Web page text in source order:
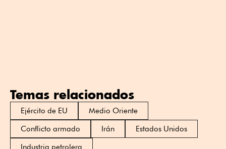
Temas relacionados
Ejército de EU
Medio Oriente
Conflicto armado
Irán
Estados Unidos